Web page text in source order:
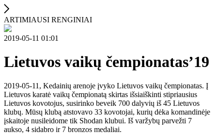
ARTIMIAUSI RENGINIAI
2019-05-11 01:01
Lietuvos vaikų čempionatas’19
2019-05-11, Kedainių arenoje įvyko Lietuvos vaikų čempionatas. Į
Lietuvos karatė vaikų čempionatą skirtas išsiaiškinti stipriausius
Lietuvos kovotojus, susirinko beveik 700 dalyvių iš 45 Lietuvos
klubų. Mūsų klubą atstovavo 33 kovotojai, kurių dėka komandinėje
įskaitoje nusileidome tik Shodan klubui. Iš varžybų parvežti 7
aukso, 4 sidabro ir 7 bronzos medaliai.